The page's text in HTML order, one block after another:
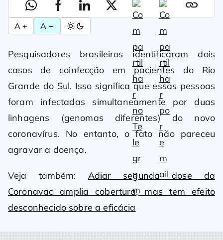
A + A −
Pesquisadores brasileiros identificaram dois
casos de coinfecção em pacientes do Rio
Grande do Sul. Isso significa que essas pessoas
foram infectadas simultaneamente por duas
linhagens (genomas diferentes) do novo
coronavírus. No entanto, o fato não pareceu
agravar a doença.
Veja também: Adiar segunda dose da
Coronavac amplia cobertura, mas tem efeito
desconhecido sobre a eficácia